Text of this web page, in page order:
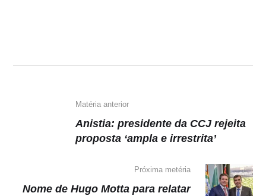
p
o
k
m n
Matéria anterior
Anistia: presidente da CCJ rejeita
proposta ‘ampla e irrestrita’
Próxima metéria
Nome de Hugo Motta para relatar